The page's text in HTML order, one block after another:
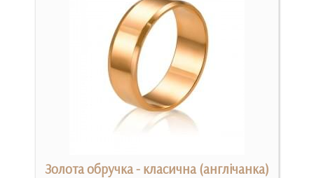
Золота обручка - класична (англічанка)